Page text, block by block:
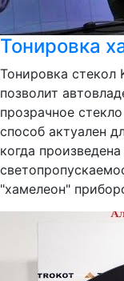
Тонировка
Тонировка стекол
позволит
прозрачное
способ актуален
когда
"хамелеон"